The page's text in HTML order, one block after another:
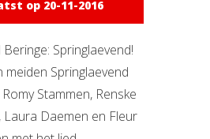
op 20-11-2016
Springlaevend!
meiden Springlaevend
Stammen, Renske
Laura Daemen en Fleur